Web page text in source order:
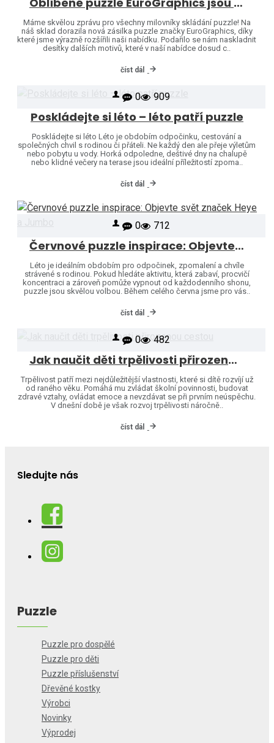
Máme skvělou zprávu pro všechny milovníky skládání puzzle! Na
náš sklad dorazila nová zásilka puzzle značky EuroGraphics, díky
které jsme výrazně rozšířili naši nabídku. Podařilo se nám naskladnit
desítky dalších motivů, které v naší nabídce dosud c..
číst dál
0 909
Poskládejte si léto – léto patří puzzle
Poskládejte si léto Léto je obdobím odpočinku, cestování a
společných chvil s rodinou či přáteli. Ne každý den ale přeje výletům
nebo pobytu u vody. Horká odpoledne, deštivé dny na chalupě
nebo klidné večery na terase jsou ideální příležitostí zpoma..
číst dál
0 712
Červnové puzzle inspirace: Objevte svět značek Heye a Jumbo
Léto je ideálním obdobím pro odpočinek, zpomalení a chvíle
strávené s rodinou. Pokud hledáte aktivitu, která zabaví, procvičí
koncentraci a zároveň pomůže vypnout od každodenního shonu,
puzzle jsou skvělou volbou. Během celého června jsme pro vás..
číst dál
0 482
Jak naučit děti trpělivosti přirozenou cestou
Trpělivost patří mezi nejdůležitější vlastnosti, které si dítě rozvíjí už
od raného věku. Pomáhá mu zvládat školní povinnosti, budovat
zdravé vztahy, ovládat emoce a nevzdávat se při prvním neúspěchu.
V dnešní době je však rozvoj trpělivosti náročně..
číst dál
Sledujte nás
Puzzle
Puzzle pro dospělé
Puzzle pro děti
Puzzle příslušenství
Dřevěné kostky
Výrobci
Novinky
Výprodej